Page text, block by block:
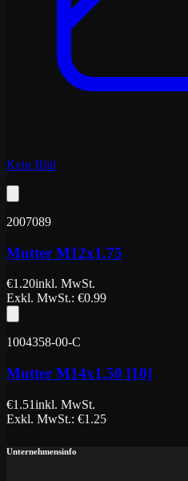
Kein Bild
2007089
Mutter M12x1.75
€1.20inkl. MwSt.
Exkl. MwSt.: €0.99
1004358-00-C
Mutter M14x1.50 [10]
€1.51inkl. MwSt.
Exkl. MwSt.: €1.25
Unternehmensinfo